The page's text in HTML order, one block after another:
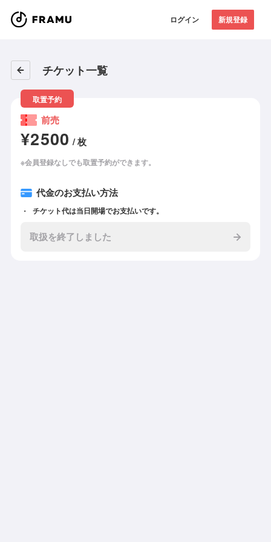
ログイン 新規登録
チケット一覧
取置予約
前売
¥2500 / 枚
※会員登録なしでも取置予約ができます。
代金のお支払い方法
チケット代は当日開場でお支払いです。
取扱を終了しました